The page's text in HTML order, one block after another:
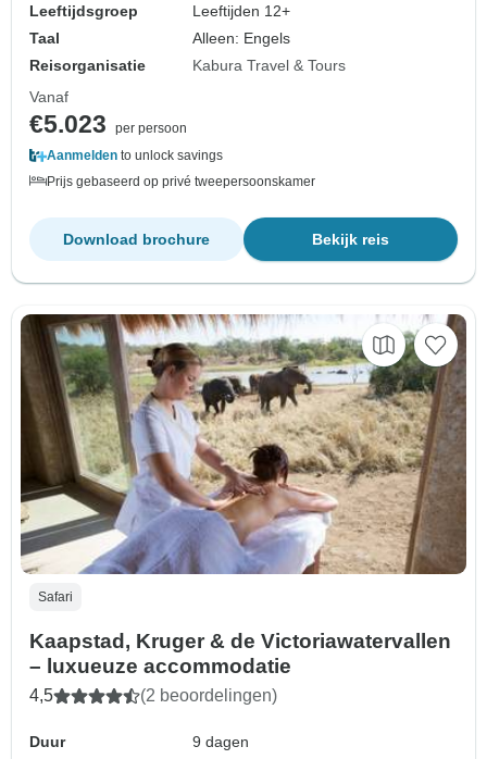
Leeftijdsgroep
Leeftijden 12+
Taal
Alleen: Engels
Reisorganisatie
Kabura Travel & Tours
Vanaf
€5.023
per persoon
Aanmelden to unlock savings
Prijs gebaseerd op privé tweepersoonskamer
Bekijk reis
Download brochure
Safari
Kaapstad, Kruger & de Victoriawatervallen
– luxueuze accommodatie
4,5 (2 beoordelingen)
Duur
9 dagen